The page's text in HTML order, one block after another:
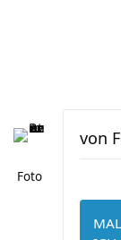
Foto
von